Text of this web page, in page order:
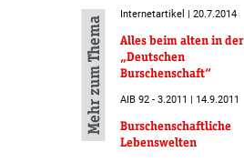
Mehr zum Thema
Internetartikel | 20.7.2014
Alles beim alten in der
„Deutschen
Burschenschaft“
AIB 92 - 3.2011 | 14.9.2011
Burschenschaftliche
Lebenswelten